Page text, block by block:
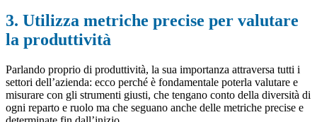
3. Utilizza metriche precise per valutare
la produttività
Parlando proprio di produttività, la sua importanza attraversa tutti i
settori dell’azienda: ecco perché è fondamentale poterla valutare e
misurare con gli strumenti giusti, che tengano conto della diversità di
ogni reparto e ruolo ma che seguano anche delle metriche precise e